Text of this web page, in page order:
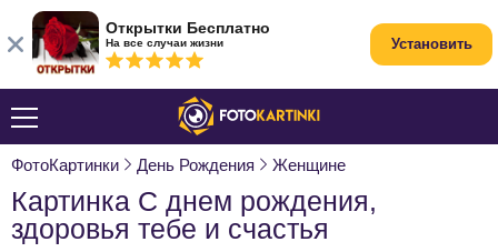
ФотоКартинки День Рождения Женщине
Картинка С днем рождения,
здоровья тебе и счастья
Открытки Бесплатно
На все случаи жизни Установить